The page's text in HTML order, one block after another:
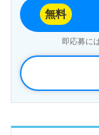
無料
即応募に